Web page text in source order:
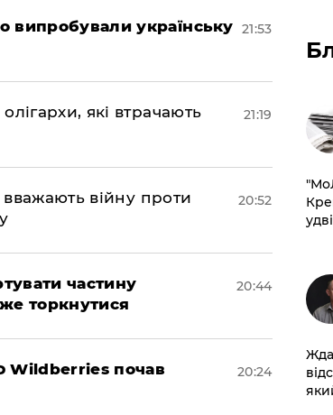
випробували українську 21:53
які втрачають
21:19
вважають війну проти
20:52
частину
торкнутися
20:44
Wildberries почав
20:24